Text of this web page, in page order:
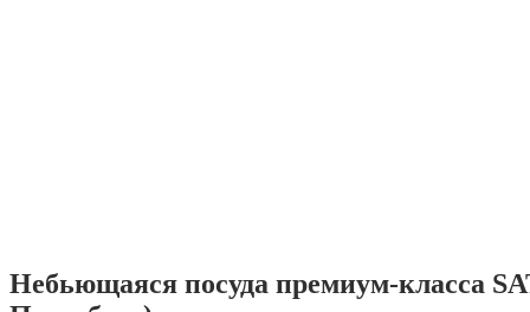
Небьющаяся посуда премиум-класса